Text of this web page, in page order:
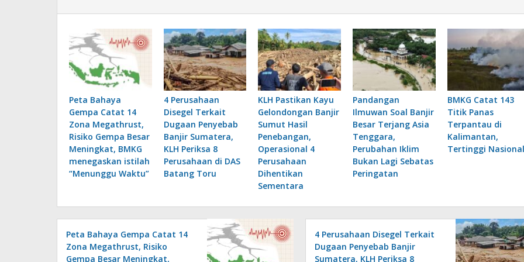
Peta Bahaya
Gempa Catat 14
Zona Megathrust,
Risiko Gempa Besar
Meningkat, BMKG
menegaskan istilah
“Menunggu Waktu”
4 Perusahaan
Disegel Terkait
Dugaan Penyebab
Banjir Sumatera,
KLH Periksa 8
Perusahaan di DAS
Batang Toru
KLH Pastikan Kayu
Gelondongan Banjir
Sumut Hasil
Penebangan,
Operasional 4
Perusahaan
Dihentikan
Sementara
Pandangan
Ilmuwan Soal Banjir
Besar Terjang Asia
Tenggara,
Perubahan Iklim
Bukan Lagi Sebatas
Peringatan
BMKG Catat 143
Titik Panas
Terpantau di
Kalimantan,
Tertinggi Nasional
Peta Bahaya Gempa Catat 14
Zona Megathrust, Risiko
Gempa Besar Meningkat,
4 Perusahaan Disegel Terkait
Dugaan Penyebab Banjir
Sumatera, KLH Periksa 8